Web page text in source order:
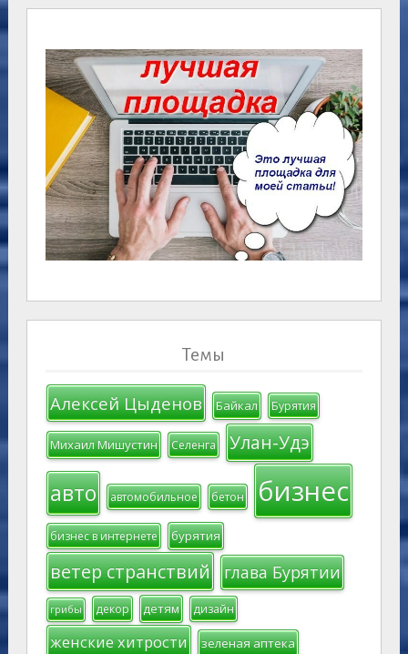
Темы
Алексей Цыденов Байкал Бурятия
Михаил Мишустин Селенга Улан-Удэ
авто автомобильное бетон бизнес
бизнес в интернете бурятия
ветер странствий глава Бурятии
грибы декор детям дизайн
женские хитрости зеленая аптека